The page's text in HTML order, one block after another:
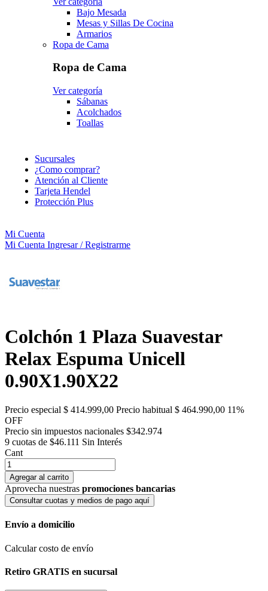
Bajo Mesada
Mesas y Sillas De Cocina
Armarios
Ropa de Cama
Ropa de Cama
Ver categoría
Sábanas
Acolchados
Toallas
Sucursales
¿Como comprar?
Atención al Cliente
Tarjeta Hendel
Protección Plus
Mi Cuenta
Mi Cuenta Ingresar / Registrarme
Colchón 1 Plaza Suavestar
Relax Espuma Unicell
0.90X1.90X22
Precio especial $ 414.999,00 Precio habitual $ 464.990,00 11%
OFF
Precio sin impuestos nacionales $342.974
9 cuotas de $46.111 Sin Interés
Cant
Agregar al carrito
Aprovecha nuestras promociones bancarias
Consultar cuotas y medios de pago aquí
Envío a domicilio
Calcular costo de envío
Retiro GRATIS en sucursal